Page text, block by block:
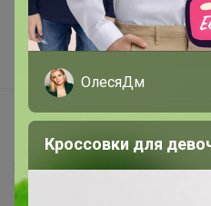
Реклама на сайте
Поставщикам
Вакансии
support@24-ok.ru
Написать в поддержку
Защита покупателя
Помощь
ОлесяДм
Кроссовки для